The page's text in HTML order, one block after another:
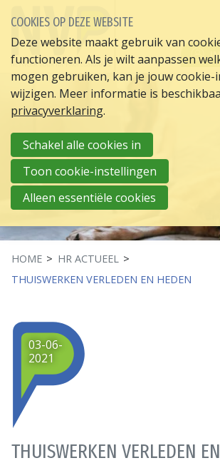
HOME
HR ACTUEEL
THUISWERKEN VERLEDEN EN HEDEN
THUISWERKEN VERLEDEN
03-06-
2021
COOKIES OP DEZE WEBSITE
Deze website maakt gebruik van
functioneren. Als je wilt aanpassen
mogen gebruiken, kan je jouw cookie-
wijzigen. Meer informatie is
privacyverklaring.
Schakel alle cookies in
Toon cookie-instellingen
Alleen essentiële cookies